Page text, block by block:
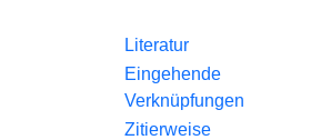
Literatur
Eingehende
Verknüpfungen
Zitierweise